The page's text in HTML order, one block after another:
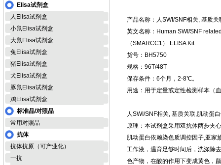
Elisa试剂盒
人Elisa试剂盒
小鼠Elisa试剂盒
大鼠Elisa试剂盒
兔Elisa试剂盒
猪Elisa试剂盒
犬Elisa试剂盒
豚鼠Elisa试剂盒
鸡Elisa试剂盒
标准品/对照品
常用对照品
抗体
抗体抗原（可产业化）
一抗
产品名称：人SWI/SNF相关, 基质
英文名称：Human SWI/SNF
（SMARCC1） ELISA Kit
货号：BH5750
规格：96T/48T
保存条件：6个月，2-8℃。
用途：用于定量或定性检测样本（
人SWI/SNF相关, 基质关联,肌动蛋
原理：本试剂盒采用双抗体两步夹
肌动蛋白依赖染色质调控因子,亚家
工作液，温育足够时间后，洗涤除
色产物，在酸的作用下变成黄色，